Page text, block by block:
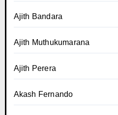
Ajith Bandara
Ajith Muthukumarana
Ajith Perera
Akash Fernando